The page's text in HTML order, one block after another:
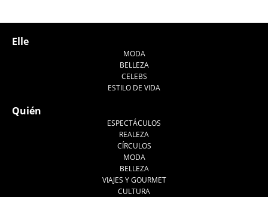
Elle
MODA
BELLEZA
CELEBS
ESTILO DE VIDA
Quién
ESPECTÁCULOS
REALEZA
CÍRCULOS
MODA
BELLEZA
VIAJES Y GOURMET
CULTURA